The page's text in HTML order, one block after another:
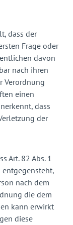
dass der
Frage oder
davon
nach ihren
Verordnung
einen
dass
der
Art. 82 Abs. 1
entgegensteht,
nach dem
die dem
kann erwirkt
diese